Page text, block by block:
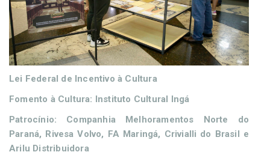
Lei Federal de Incentivo à Cultura
Fomento à Cultura: Instituto Cultural Ingá
Patrocínio: Companhia Melhoramentos Norte do
Paraná, Rivesa Volvo, FA Maringá, Crivialli do Brasil e
Arilu Distribuidora